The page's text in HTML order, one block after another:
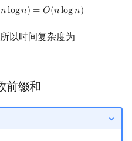
𝑛log𝑛) = 𝑂(𝑛log𝑛)
logn)=O(n logn )
以时间复杂度为
前缀和